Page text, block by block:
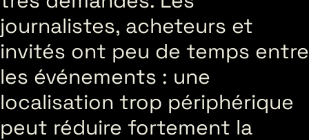
journalistes, acheteurs et
invités ont peu de temps entre
les événements : une
localisation trop périphérique
peut réduire fortement la